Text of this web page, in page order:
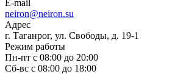
E-mail
neiron@neiron.su
Адрес
г. Таганрог, ул. Свободы, д. 19-1
Режим работы
Пн-пт с 08:00 до 20:00
Сб-вс с 08:00 до 18:00